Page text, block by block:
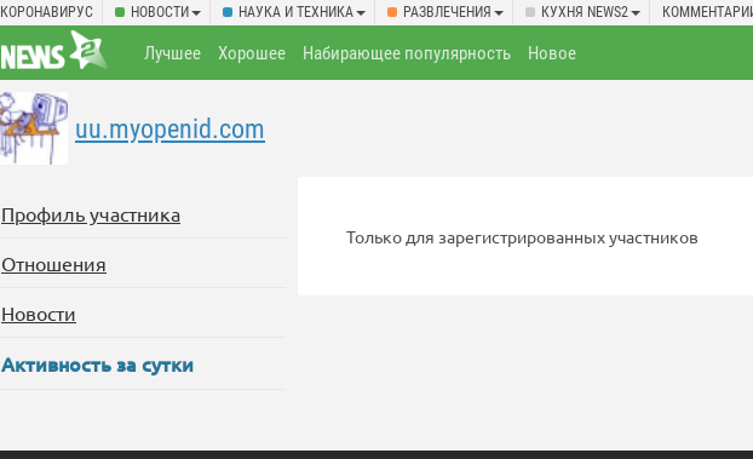
КОРОНАВИРУС НОВОСТИ НАУКА И ТЕХНИКА РАЗВЛЕЧЕНИЯ КУХНЯ NEWS2
Лучшее Хорошее Набирающее популярность Новое
uu.myopenid.com
Профиль участника
Отношения
Новости
Активность за сутки
Только для зарегистрированных участников